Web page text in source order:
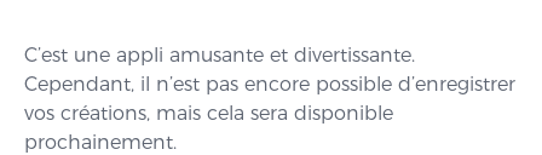
C’est une appli amusante et divertissante.
Cependant, il n’est pas encore possible d’enregistrer
vos créations, mais cela sera disponible
prochainement.